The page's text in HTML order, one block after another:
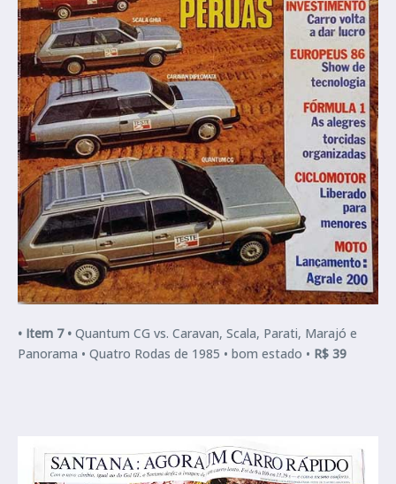
• Item 7 • Quantum CG vs. Caravan, Scala, Parati, Marajó e
Panorama • Quatro Rodas de 1985 • bom estado • R$ 39